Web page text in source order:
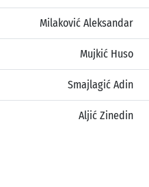
Milaković Aleksandar
Mujkić Huso
Smajlagić Adin
Aljić Zinedin